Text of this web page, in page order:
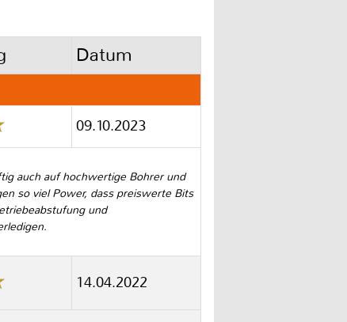
Datum
09.10.2023
auch auf hochwertige Bohrer und
so viel Power, dass preiswerte Bits
und
14.04.2022